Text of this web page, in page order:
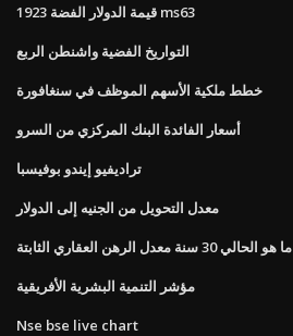
قيمة الدولار الفضة 1923 ms63
التواريخ الفضية واشنطن الربع
خطط ملكية الأسهم الموظف في سنغافورة
أسعار الفائدة البنك المركزي من السرو
تراديفيو إيندو بوفيسبا
معدل التحويل من الجنيه إلى الدولار
ما هو الحالي 30 سنة معدل الرهن العقاري الثابتة
مؤشر التنمية البشرية الأفريقية
Nse bse live chart